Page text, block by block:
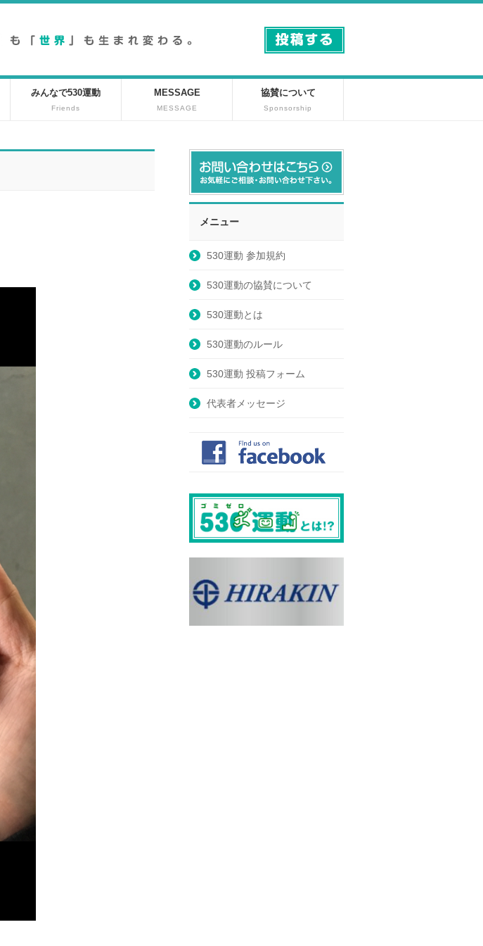
みんなで530運動
Friends
MESSAGE
MESSAGE
協賛について
Sponsorship
メニュー
530運動 参加規約
530運動の協賛について
530運動とは
530運動のルール
530運動 投稿フォーム
代表者メッセージ